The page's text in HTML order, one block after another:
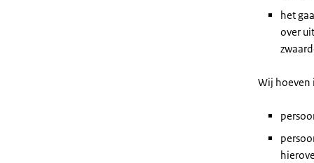
het
over
Wij hoeven